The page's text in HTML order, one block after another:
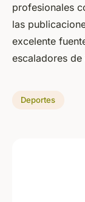
profesionales
las
excelente
escaladores
Deportes